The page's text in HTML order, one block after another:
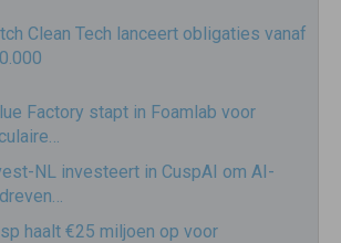
Clean Tech lanceert obligaties vanaf
Factory stapt in Foamlab voor
NL investeert in CuspAI om AI-
haalt €25 miljoen op voor